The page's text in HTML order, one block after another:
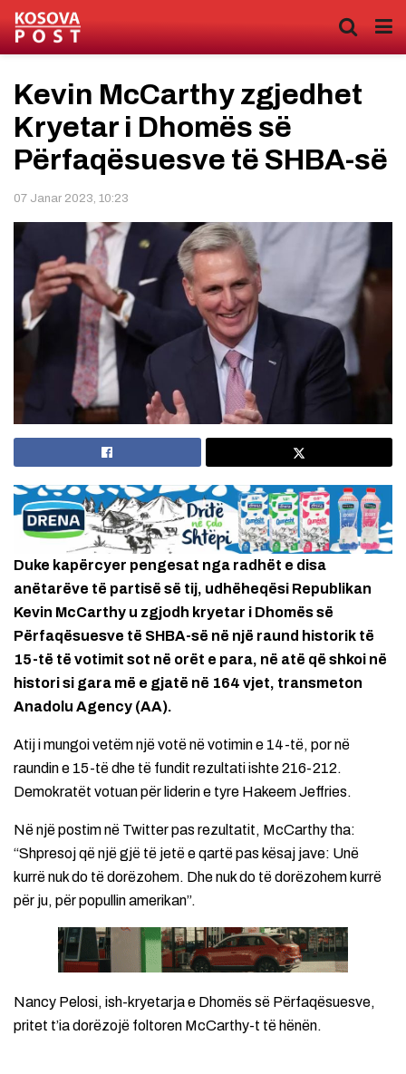
Kevin McCarthy zgjedhet
Kryetar i Dhomës së
Përfaqësuesve të SHBA-së
07 Janar 2023, 10:23
Duke kapërcyer pengesat nga radhët e disa
anëtarëve të partisë së tij, udhëheqësi Republikan
Kevin McCarthy u zgjodh kryetar i Dhomës së
Përfaqësuesve të SHBA-së në një raund historik të
15-të të votimit sot në orët e para, në atë që shkoi në
histori si gara më e gjatë në 164 vjet, transmeton
Anadolu Agency (AA).
Atij i mungoi vetëm një votë në votimin e 14-të, por në
raundin e 15-të dhe të fundit rezultati ishte 216-212.
Demokratët votuan për liderin e tyre Hakeem Jeffries.
Në një postim në Twitter pas rezultatit, McCarthy tha:
“Shpresoj që një gjë të jetë e qartë pas kësaj jave: Unë
kurrë nuk do të dorëzohem. Dhe nuk do të dorëzohem kurrë
për ju, për popullin amerikan”.
Nancy Pelosi, ish-kryetarja e Dhomës së Përfaqësuesve,
pritet t’ia dorëzojë foltoren McCarthy-t të hënën.